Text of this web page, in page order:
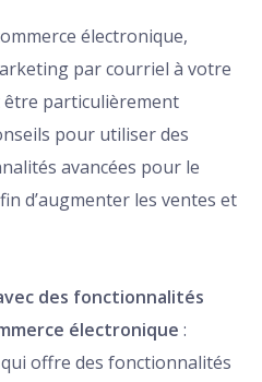
électronique,
par courriel à votre
particulièrement
pour utiliser des
avancées pour le
d’augmenter les ventes et
des fonctionnalités
électronique :
offre des fonctionnalités